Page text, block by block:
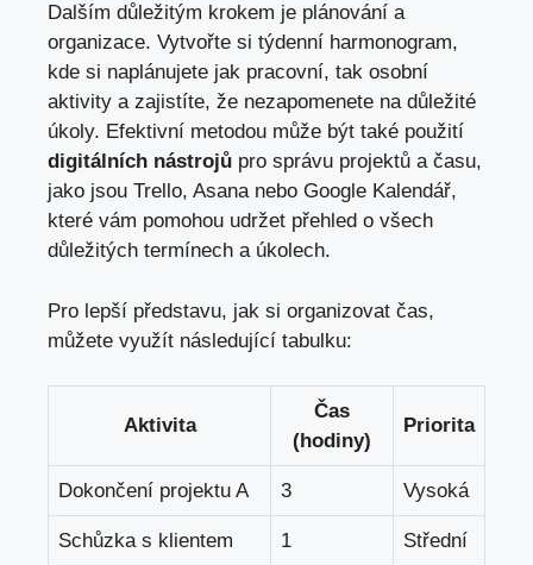
Dalším důležitým krokem je plánování a
organizace. Vytvořte si týdenní harmonogram,
kde si naplánujete jak pracovní, tak osobní
aktivity a zajistíte, že nezapomenete na důležité
úkoly. Efektivní metodou může být také použití
digitálních nástrojů pro správu projektů a času,
jako jsou Trello, Asana nebo Google Kalendář,
které vám pomohou udržet přehled o všech
důležitých termínech a úkolech.
Pro lepší představu, jak si organizovat čas,
můžete využít následující tabulku:
Aktivita
Čas
(hodiny)
Priorita
Dokončení projektu A 3 Vysoká
Schůzka s klientem 1 Střední